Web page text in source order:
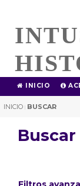
INICIO
INICIO | BUSCAR
Buscar